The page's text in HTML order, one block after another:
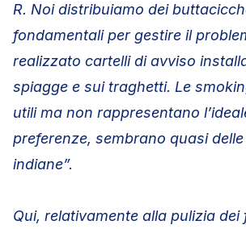
R. Noi distribuiamo dei
fondamentali per gestire il
realizzato cartelli di avviso
spiagge e sui traghetti. Le
utili ma non rappresentano
preferenze, sembrano quasi
indiane”.
Qui, relativamente alla pulizia dei